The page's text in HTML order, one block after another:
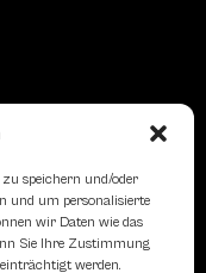
speichern und/oder
und um personalisierte
wir Daten wie das
Sie Ihre Zustimmung
werden.